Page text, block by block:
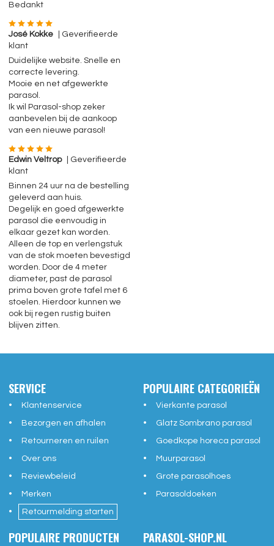
Bedankt
José Kokke
| Geverifieerde
klant
Duidelijke website. Snelle en
correcte levering.
Mooie en net afgewerkte
parasol.
Ik wil Parasol-shop zeker
aanbevelen bij de aankoop
van een nieuwe parasol!
Edwin Veltrop
| Geverifieerde
klant
Binnen 24 uur na de bestelling
geleverd aan huis.
Degelijk en goed afgewerkte
parasol die eenvoudig in
elkaar gezet kan worden.
Alleen de top en verlengstuk
van de stok moeten bevestigd
worden. Door de 4 meter
diameter, past de parasol
prima boven grote tafel met 6
stoelen. Hierdoor kunnen we
ook bij regen rustig buiten
blijven zitten.
SERVICE
Klantenservice
Bezorgen en afhalen
Retourneren en ruilen
Over ons
Reviewbeleid
Merken
Retourmelding starten
POPULAIRE CATEGORIEËN
Vierkante parasol
Glatz Sombrano parasol
Goedkope horeca parasol
Muurparasol
Grote parasolhoes
Parasoldoeken
POPULAIRE PRODUCTEN PARASOL-SHOP.NL